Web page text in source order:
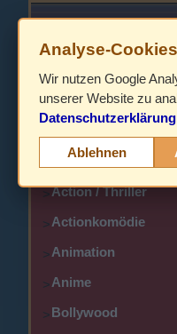
HOME
>
> Action
>Action / Thriller
>Actionkomödie
>Animation
>Anime
>Bollywood
Analyse-Cookies
Wir nutzen Google
unserer Website zu
Datenschutzerklärung
Ablehnen